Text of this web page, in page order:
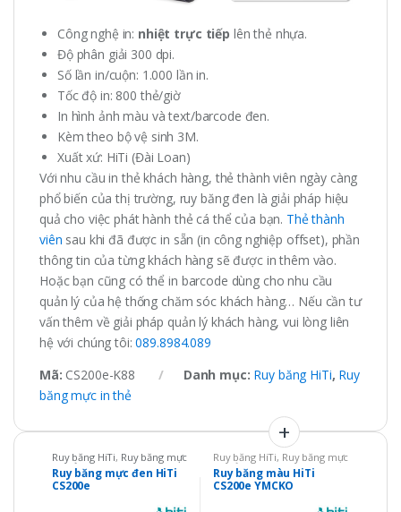
Công nghệ in: nhiệt trực tiếp lên thẻ nhựa.
Độ phân giải 300 dpi.
Số lần in/cuộn: 1.000 lần in.
Tốc độ in: 800 thẻ/giờ
In hình ảnh màu và text/barcode đen.
Kèm theo bộ vệ sinh 3M.
Xuất xứ: HiTi (Đài Loan)
Với nhu cầu in thẻ khách hàng, thẻ thành viên ngày càng
phổ biến của thị trường, ruy băng đen là giải pháp hiệu
quả cho việc phát hành thẻ cá thể của bạn. Thẻ thành
viên sau khi đã được in sẵn (in công nghiệp offset), phần
thông tin của từng khách hàng sẽ được in thêm vào.
Hoặc bạn cũng có thể in barcode dùng cho nhu cầu
quản lý của hệ thống chăm sóc khách hàng… Nếu cần tư
vấn thêm về giải pháp quản lý khách hàng, vui lòng liên
hệ với chúng tôi:089.8984.089
Mã: CS200e-K88 Danh mục: Ruy băng HiTi, Ruy
băng mực in thẻ
Ruy băng HiTi, Ruy băng mực
in thẻ
Ruy băng mực đen HiTi
CS200e
Ruy băng HiTi, Ruy băng mực
in thẻ
Ruy băng màu HiTi
CS200e YMCKO